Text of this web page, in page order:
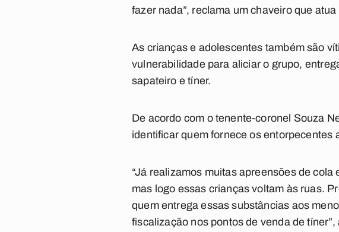
fazer nada”, reclama um chaveiro que
As crianças e adolescentes também são
vulnerabilidade para aliciar o grupo,
sapateiro e tíner.
De acordo com o tenente-coronel Souza
identificar quem fornece os entorpecentes
“Já realizamos muitas apreensões de
mas logo essas crianças voltam às ruas.
quem entrega essas substâncias aos
fiscalização nos pontos de venda de